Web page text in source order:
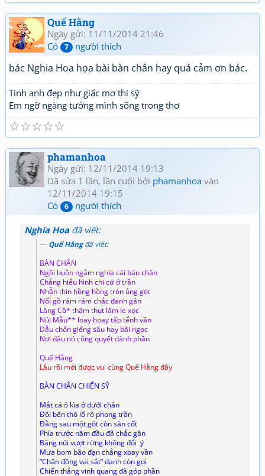
Quế Hằng
Ngày gửi: 11/11/2014 21:46
Có
7 người thích
bác Nghia Hoa họa bài bàn chân hay quá cảm ơn bác.
Tình anh đẹp như giấc mơ thi sỹ
Em ngỡ ngàng tưởng mình sống trong thơ
☆
☆
☆
☆
☆
phamanhoa
Ngày gửi: 12/11/2014 19:13
Đã sửa 1 lần, lần cuối bởi phamanhoa vào
12/11/2014 19:15
Có
6 người thích
Nghia Hoađã viết:
Quế Hằngđã viết:
BÀN CHÂN
Ngồi buồn ngắm nghía cái bàn chân
Chẳng hiểu hình chi cứ ở trần
Nhẵn thín hồng hồng tròn ủng gót
Nổi gồ rám rám chắc đanh gân
Lăng Cô* thậm thụt lăm le xọc
Núi Mẫu** loay hoay tấp tểnh vần
Dẫu chốn giếng sâu hay bãi ngọc
Nơi đâu nó cũng quyết dành phần
Quế Hằng
Lâu rồi mới được vui cùng Quế Hằng đây
BÀN CHÂN CHIẾN SỸ
Mắt cá ô kìa ở dưới chân
Đôi bên thô lố rõ phong trần
Đằng sau một gót còn săn cốt
Phía trước năm đầu đã chắc gân
Băng núi vượt rừng không đổi ý
Mưa bom bão đạn chẳng xoay vần
“Chân đồng vai sắt” danh còn gọi
Chiến thắng vinh quang đã góp phần